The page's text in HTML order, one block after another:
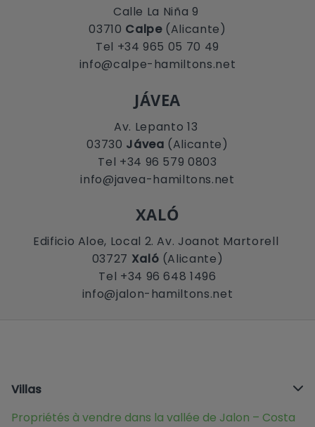
Calle La Niña 9
03710 Calpe(Alicante)
Tel +34 965 05 70 49
info@calpe-hamiltons.net
JÁVEA
Av. Lepanto 13
03730 Jávea (Alicante)
Tel +34 96 579 0803
info@javea-hamiltons.net
XALÓ
Edificio Aloe, Local 2. Av. Joanot Martorell
03727 Xaló (Alicante)
Tel +34 96 648 1496
info@jalon-hamiltons.net
Villas
Propriétés à vendre dans la vallée de Jalon – Costa